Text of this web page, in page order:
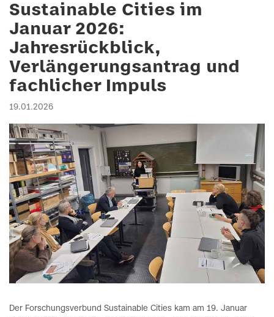
Sustainable Cities im
Januar 2026:
Jahresrückblick,
Verlängerungsantrag und
fachlicher Impuls
19.01.2026
Der Forschungsverbund Sustainable Cities kam am 19. Januar